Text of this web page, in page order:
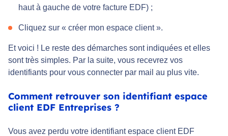
haut à gauche de votre facture EDF) ;
Cliquez sur « créer mon espace client ».
Et voici ! Le reste des démarches sont indiquées et elles
sont très simples. Par la suite, vous recevrez vos
identifiants pour vous connecter par mail au plus vite.
Comment retrouver son identifiant espace
client EDF Entreprises ?
Vous avez perdu votre identifiant espace client EDF